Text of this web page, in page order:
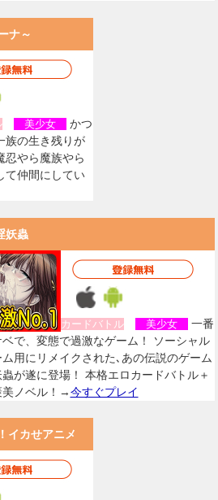
ナ～
美少女
かつ
族の生き残りが
忍やら魔族やら
て仲間にしてい
妖蟲
カードバトル 美少女
一番
ベで、変態で過激なゲーム！ ソーシャル
用にリメイクされた､あの伝説のゲーム
が遂に登場！ 本格エロカードバトル＋
美ノベル！→今すぐプレイ
イカせアニメ